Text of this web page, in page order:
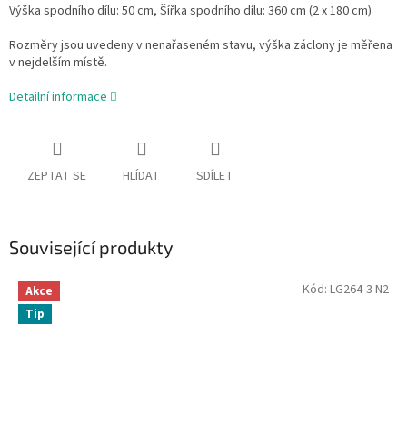
Výška spodního dílu: 50 cm, Šířka spodního dílu: 360 cm (2 x 180 cm)
Rozměry jsou uvedeny v nenařaseném stavu, výška záclony je měřena
v nejdelším místě.
Detailní informace
ZEPTAT SE HLÍDAT SDÍLET
Související produkty
Akce
Tip
Kód: LG264-3 N2